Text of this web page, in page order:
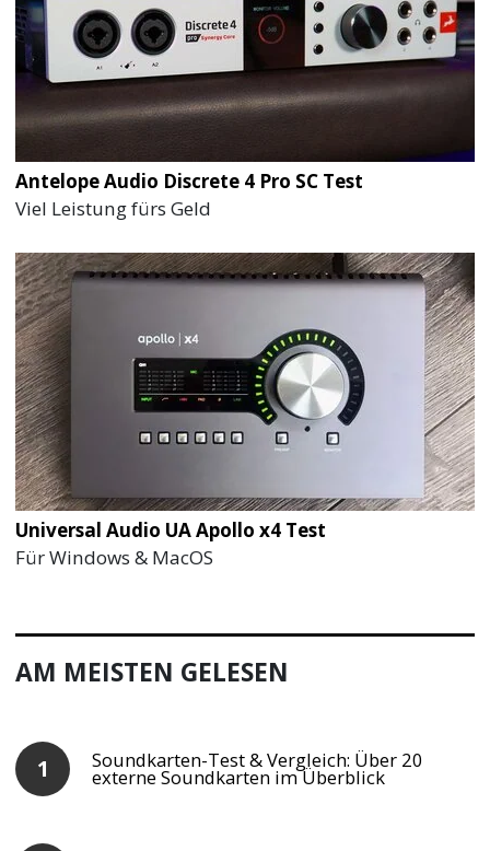
Antelope Audio Discrete 4 Pro SC Test
Viel Leistung fürs Geld
Universal Audio UA Apollo x4 Test
Für Windows & MacOS
AM MEISTEN GELESEN
Soundkarten-Test & Vergleich: Über 20
externe Soundkarten im Überblick